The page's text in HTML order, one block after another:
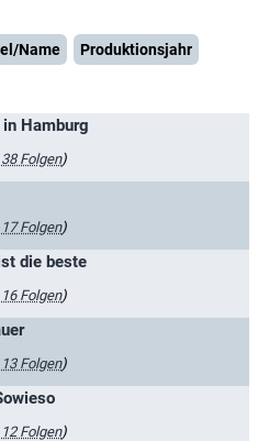
Name
Produktionsjahr
Hamburg
38 Folgen)
17 Folgen)
die beste
16 Folgen)
13 Folgen)
12 Folgen)